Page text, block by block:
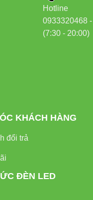
Hotline
0933320468
(7:30 - 20:00)
KHÁCH HÀNG
đổi trả
ĐÈN LED